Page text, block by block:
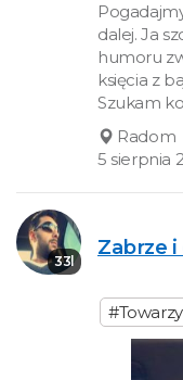
dalej. Ja
humoru
księcia z
Szukam
Radom
5 sierpnia
33l
Zabrze